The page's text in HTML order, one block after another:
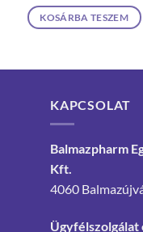
KOSÁRBA TESZEM
KAPCSOLAT
Balmazpharm
Kft.
4060